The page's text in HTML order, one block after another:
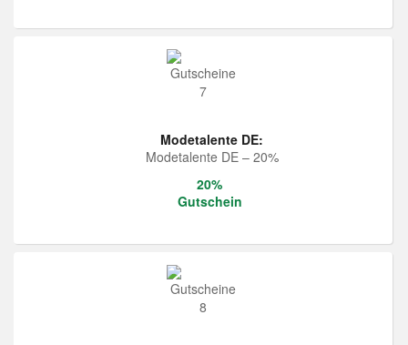
Modetalente DE:
Modetalente DE – 20%
20%
Gutschein